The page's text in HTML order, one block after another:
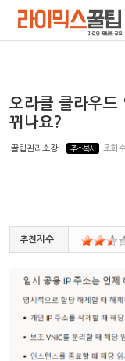
오라클 클라우드
뀌나요?
꿀팁관리소장 주소복사 조회
추천지수